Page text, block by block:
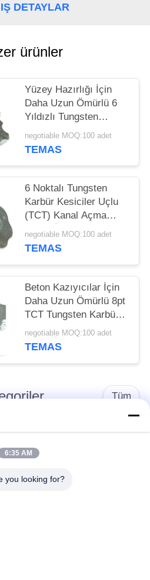
DETAYLAR
ürünler
Yüzey Hazırlığı İçin
Daha Uzun Ömürlü 6
Yıldızlı Tungsten
Karbür Kesiciler Uçlu
(TCT) Kazıyıcı
negotiable MOQ:100 adet
TEMAS
6 Noktalı Tungsten
Karbür Kesiciler Uçlu
(TCT) Kanal Açma
Yolları İçin Kazıyıcı
Kesiciler
negotiable MOQ:100 adet
TEMAS
Beton Kazıyıcılar İçin
Daha Uzun Ömürlü 8pt
TCT Tungsten Karbür
Kesiciler Yüzey
Hazırlığı
negotiable MOQ:100 adet
TEMAS
Tüm
Çakmak Çubuk
Sikatör PCD kesiciler
6:35 AM
you looking for?